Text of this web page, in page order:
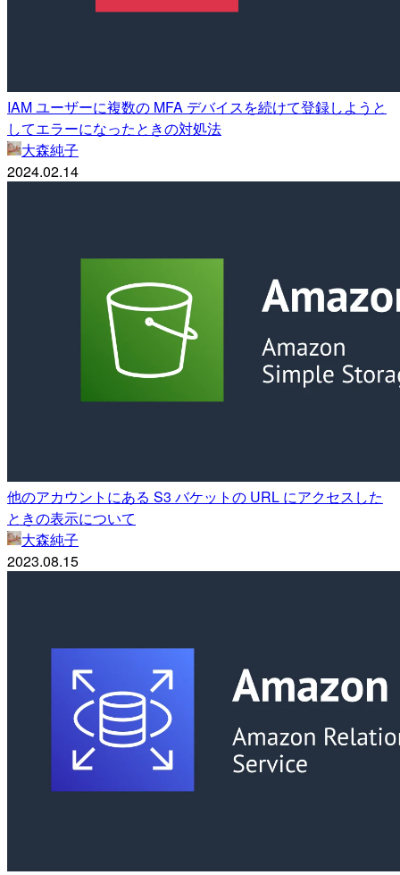
IAM ユーザーに複数の MFA デバイスを続けて登録しようと
してエラーになったときの対処法
大森純子
2024.02.14
他のアカウントにある S3 バケットの URL にアクセスした
ときの表示について
大森純子
2023.08.15